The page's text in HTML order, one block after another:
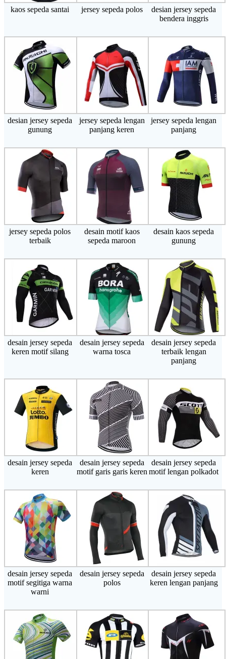
kaos sepeda santai jersey sepeda polos
desian jersey sepeda
bendera inggris
desian jersey sepeda
gunung
jersey sepeda lengan
panjang keren
jersey sepeda lengan
panjang
jersey sepeda polos
terbaik
desain motif kaos
sepeda maroon
desain kaos sepeda
gunung
desain jersey sepeda
keren motif silang
desain jersey sepeda
warna tosca
desain jersey sepeda
terbaik lengan
panjang
desain jersey sepeda
keren
desain jersey sepeda
motif garis garis keren
desain jersey sepeda
motif lengan polkadot
desain jersey sepeda
motif segitiga warna
warni
desain jersey sepeda
polos
desain jersey sepeda
keren lengan panjang